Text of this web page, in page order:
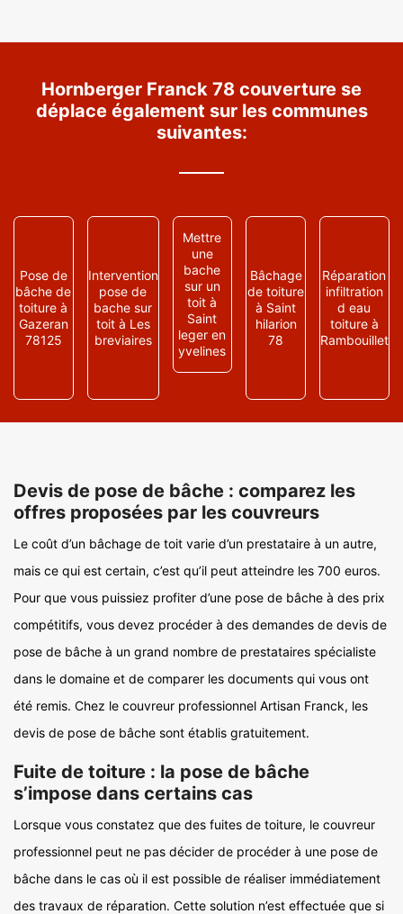
Hornberger Franck 78 couverture se
déplace également sur les communes
suivantes:
Pose de
bâche de
toiture à
Gazeran
78125
Intervention
pose de
bache sur
toit à Les
breviaires
Mettre
une
bache
sur un
toit à
Saint
leger en
yvelines
Bâchage
de toiture
à Saint
hilarion
78
Réparation
infiltration
d eau
toiture à
Rambouillet
Devis de pose de bâche : comparez les
offres proposées par les couvreurs
Le coût d’un bâchage de toit varie d’un prestataire à un autre,
mais ce qui est certain, c’est qu’il peut atteindre les 700 euros.
Pour que vous puissiez profiter d’une pose de bâche à des prix
compétitifs, vous devez procéder à des demandes de devis de
pose de bâche à un grand nombre de prestataires spécialiste
dans le domaine et de comparer les documents qui vous ont
été remis. Chez le couvreur professionnel Artisan Franck, les
devis de pose de bâche sont établis gratuitement.
Fuite de toiture : la pose de bâche
s’impose dans certains cas
Lorsque vous constatez que des fuites de toiture, le couvreur
professionnel peut ne pas décider de procéder à une pose de
bâche dans le cas où il est possible de réaliser immédiatement
des travaux de réparation. Cette solution n’est effectuée que si